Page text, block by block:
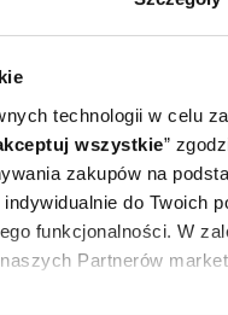
technologii w celu
wszystkie”
zakupów na
do Twoich
funkcjonalności. W
Partnerów
Apap 500 mg 100